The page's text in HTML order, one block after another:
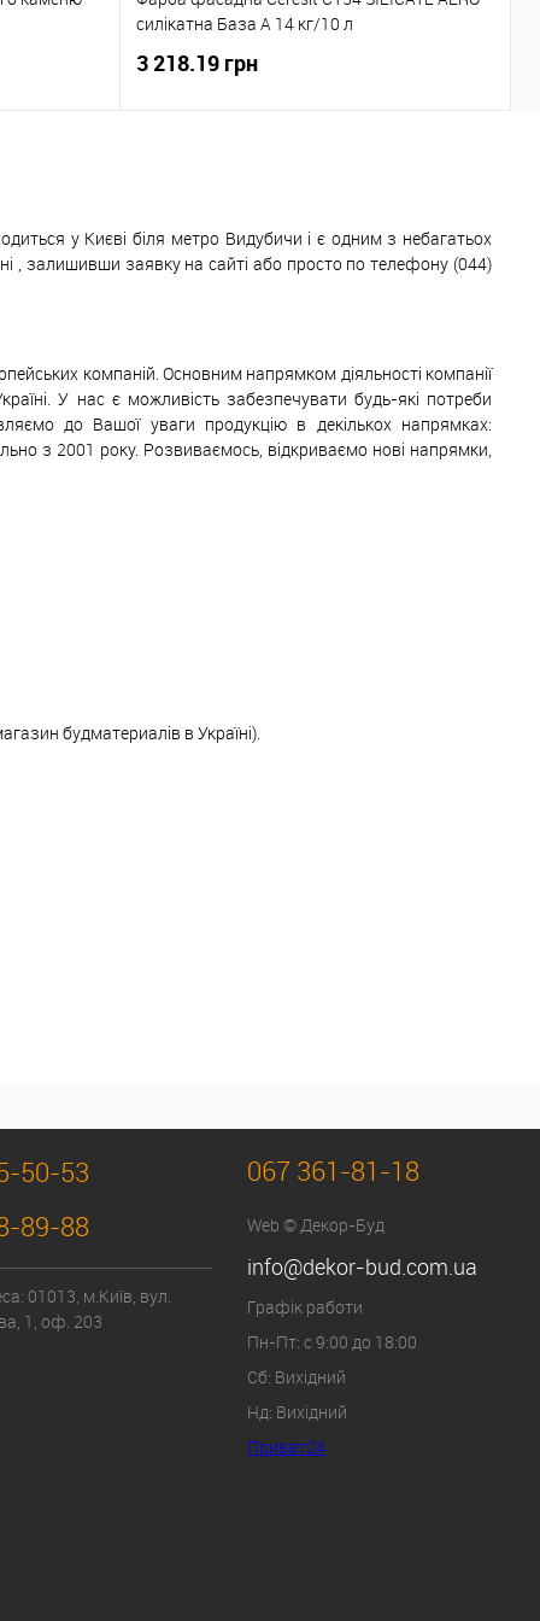
силікатна База А 14 кг/10 л
3 218.19 грн
у Києві біля метро Видубичи і є одним з небагатьох
, залишивши заявку на сайті або просто по телефону (044)
компаній. Основним напрямком діяльності компанії
У нас є можливість забезпечувати будь-які потреби
до Вашої уваги продукцію в декількох напрямках:
з 2001 року. Розвиваємось, відкриваємо нові напрямки,
будматериалів в Україні).
50-53
89-88
01013, м.Київ, вул.
1, оф. 203
067 361-81-18
Web © Декор-Буд
info@dekor-bud.com.ua
Графік работи
Пн-Пт: с 9:00 до 18:00
Сб: Вихідний
Нд: Вихідний
Приват24